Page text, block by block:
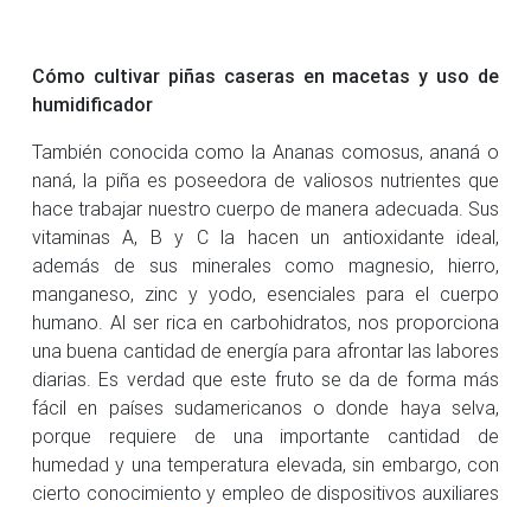
Cómo cultivar piñas caseras en macetas y uso de
humidificador
También conocida como la Ananas comosus, ananá o
naná, la piña es poseedora de valiosos nutrientes que
hace trabajar nuestro cuerpo de manera adecuada. Sus
vitaminas A, B y C la hacen un antioxidante ideal,
además de sus minerales como magnesio, hierro,
manganeso, zinc y yodo, esenciales para el cuerpo
humano. Al ser rica en carbohidratos, nos proporciona
una buena cantidad de energía para afrontar las labores
diarias. Es verdad que este fruto se da de forma más
fácil en países sudamericanos o donde haya selva,
porque requiere de una importante cantidad de
humedad y una temperatura elevada, sin embargo, con
cierto conocimiento y empleo de dispositivos auxiliares